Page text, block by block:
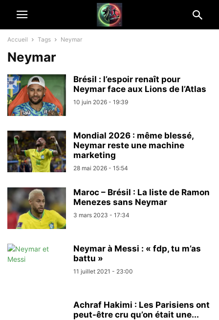
Accueil Tags Neymar
Neymar
Brésil : l’espoir renaît pour
Neymar face aux Lions de l’Atlas
10 juin 2026 - 19:39
Mondial 2026 : même blessé,
Neymar reste une machine
marketing
28 mai 2026 - 15:54
Maroc – Brésil : La liste de Ramon
Menezes sans Neymar
3 mars 2023 - 17:34
Neymar à Messi : « fdp, tu m’as
battu »
11 juillet 2021 - 23:00
Achraf Hakimi : Les Parisiens ont
peut-être cru qu’on était une...